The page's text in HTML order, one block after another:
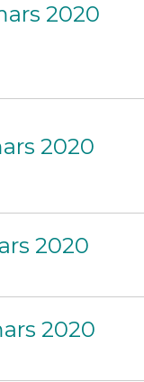
2020
2020
2020
2020